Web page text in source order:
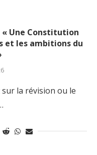
Une Constitution
et les ambitions du
la révision ou le